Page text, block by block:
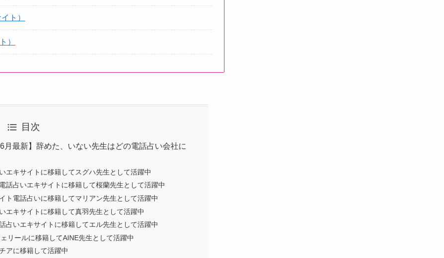
ト）
）
目次
最新】辞めた、いない先生はどの電話占い会社に
エキサイトに移籍してスグハ先生として活躍中
話占いエキサイトに移籍して桜蘭先生として活躍中
ト電話占いに移籍してマリアン先生として活躍中
エキサイトに移籍して真羽先生として活躍中
占いエキサイトに移籍してエル先生として活躍中
リールに移籍してAINE先生として活躍中
アに移籍して活躍中